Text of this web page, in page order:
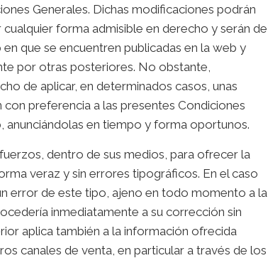
Generales. Dichas modificaciones podrán
forma admisible en derecho y serán de
que se encuentren publicadas en la web y
por otras posteriores. No obstante,
de aplicar, en determinados casos, unas
preferencia a las presentes Condiciones
en tiempo y forma oportunos.
dentro de sus medios, para ofrecer la
veraz y sin errores tipográficos. En el caso
error de este tipo, ajeno en todo momento a la
inmediatamente a su corrección sin
aplica también a la información ofrecida
canales de venta, en particular a través de los